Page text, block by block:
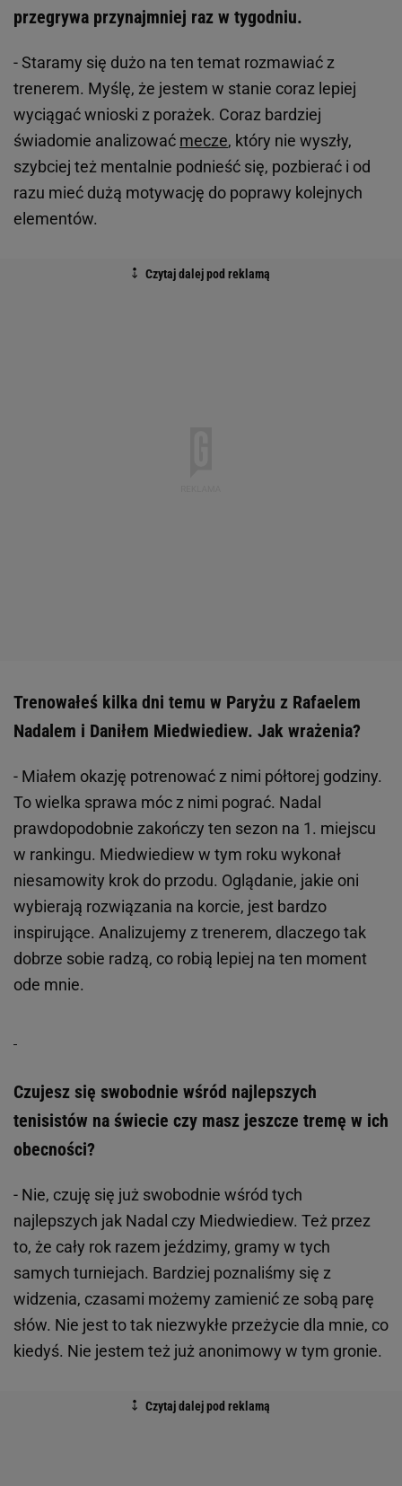
przegrywa przynajmniej raz w tygodniu.
- Staramy się dużo na ten temat rozmawiać z
trenerem. Myślę, że jestem w stanie coraz lepiej
wyciągać wnioski z porażek. Coraz bardziej
świadomie analizować mecze, który nie wyszły,
szybciej też mentalnie podnieść się, pozbierać i od
razu mieć dużą motywację do poprawy kolejnych
elementów.
Trenowałeś kilka dni temu w Paryżu z Rafaelem
Nadalem i Daniłem Miedwiediew. Jak wrażenia?
- Miałem okazję potrenować z nimi półtorej godziny.
To wielka sprawa móc z nimi pograć. Nadal
prawdopodobnie zakończy ten sezon na 1. miejscu
w rankingu. Miedwiediew w tym roku wykonał
niesamowity krok do przodu. Oglądanie, jakie oni
wybierają rozwiązania na korcie, jest bardzo
inspirujące. Analizujemy z trenerem, dlaczego tak
dobrze sobie radzą, co robią lepiej na ten moment
ode mnie.
Czujesz się swobodnie wśród najlepszych
tenisistów na świecie czy masz jeszcze tremę w ich
obecności?
- Nie, czuję się już swobodnie wśród tych
najlepszych jak Nadal czy Miedwiediew. Też przez
to, że cały rok razem jeździmy, gramy w tych
samych turniejach. Bardziej poznaliśmy się z
widzenia, czasami możemy zamienić ze sobą parę
słów. Nie jest to tak niezwykłe przeżycie dla mnie, co
kiedyś. Nie jestem też już anonimowy w tym gronie.